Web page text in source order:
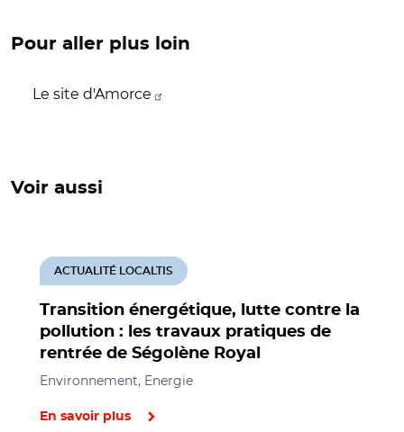
Pour aller plus loin
Le site d'Amorce
Voir aussi
Transition énergétique, lutte contre la
pollution : les travaux pratiques de
rentrée de Ségolène Royal
ACTUALITÉ LOCALTIS
Environnement, Energie
En savoir plus